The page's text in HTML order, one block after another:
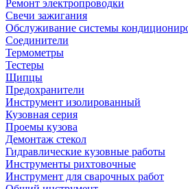
Ремонт электропроводки
Свечи зажигания
Обслуживание системы
Соединители
Термометры
Тестеры
Щипцы
Предохранители
Инструмент изолированный
Кузовная серия
Проемы кузова
Демонтаж стекол
Гидравлические кузовные работы
Инструменты рихтовочные
Инструмент для сварочных работ